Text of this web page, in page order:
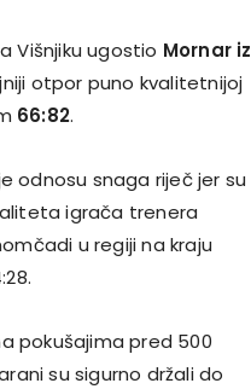
Višnjiku ugostio Mornar iz
otpor puno kvalitetnijoj
66:82.
odnosu snaga riječ jer su
igrača trenera
u regiji na kraju
pokušajima pred 500
su sigurno držali do